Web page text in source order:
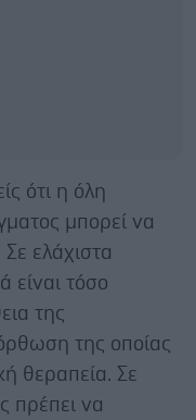
ότι η όλη
μπορεί να
ελάχιστα
είναι τόσο
της
της οποίας
θεραπεία. Σε
πρέπει να